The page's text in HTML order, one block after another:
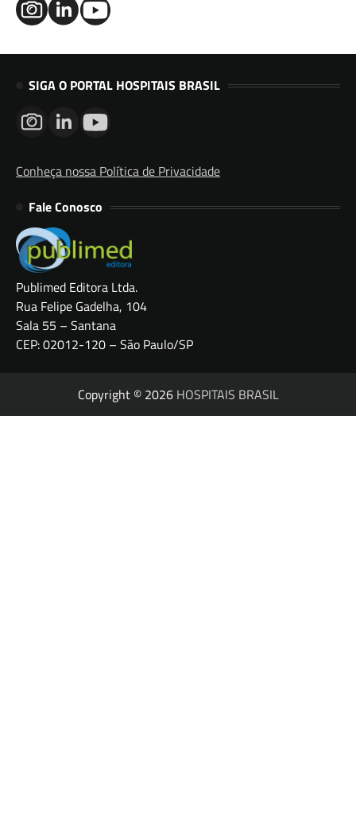
SIGA O PORTAL HOSPITAIS BRASIL
Conheça nossa Política de Privacidade
Fale Conosco
Publimed Editora Ltda.
Rua Felipe Gadelha, 104
Sala 55 – Santana
CEP: 02012-120 – São Paulo/SP
Copyright © 2026 HOSPITAIS BRASIL